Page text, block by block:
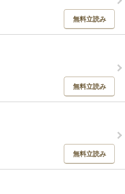
無料立読み
無料立読み
無料立読み